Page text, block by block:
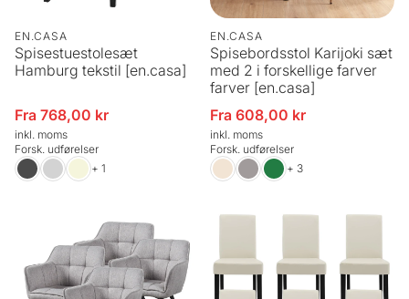
EN.CASA
Spisestuestolesæt
Hamburg tekstil [en.casa]
Udsalgspris
Fra 768,00 kr
inkl. moms
Forsk. udførelser
+ 1
EN.CASA
Spisebordsstol Karijoki sæt
med 2 i forskellige farver
farver [en.casa]
Udsalgspris
Fra 608,00 kr
inkl. moms
Forsk. udførelser
+ 3